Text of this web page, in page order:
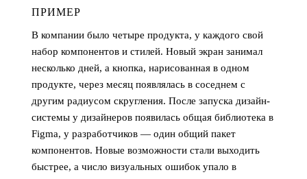
ПРИМЕР
В компании было четыре продукта, у каждого свой
набор компонентов и стилей. Новый экран занимал
несколько дней, а кнопка, нарисованная в одном
продукте, через месяц появлялась в соседнем с
другим радиусом скругления. После запуска дизайн-
системы у дизайнеров появилась общая библиотека в
Figma, у разработчиков — один общий пакет
компонентов. Новые возможности стали выходить
быстрее, а число визуальных ошибок упало в